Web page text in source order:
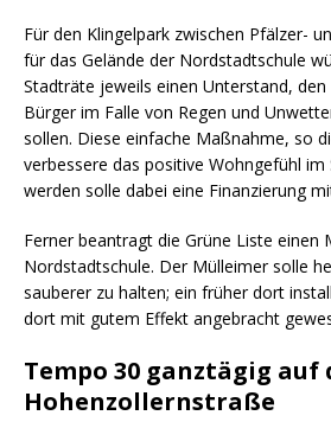
Für den Klingelpark zwischen Pfälzer-
für das Gelände der Nordstadtschule
Stadträte jeweils einen Unterstand,
Bürger im Falle von Regen und
sollen. Diese einfache Maßnahme, so
verbessere das positive Wohngefühl
werden solle dabei eine Finanzierung
Ferner beantragt die Grüne Liste einen
Nordstadtschule. Der Mülleimer solle
sauberer zu halten; ein früher dort
dort mit gutem Effekt angebracht
Tempo 30 ganztägig auf
Hohenzollernstraße